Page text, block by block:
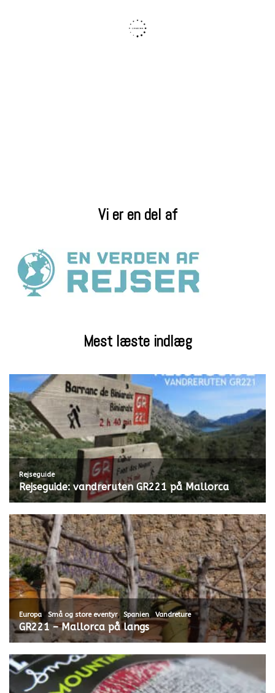
Vi er en del af
Mest læste indlæg
Rejseguide
Rejseguide: vandreruten GR221 på Mallorca
Europa, Små og store eventyr, Spanien, Vandreture
GR221 – Mallorca på langs